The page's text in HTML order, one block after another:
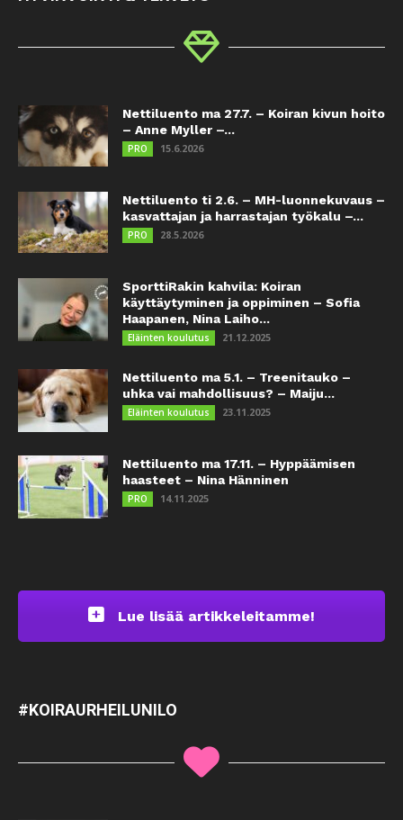
Nettiluento ma 27.7. – Koiran kivun hoito
– Anne Myller –...
PRO 15.6.2026
Nettiluento ti 2.6. – MH-luonnekuvaus –
kasvattajan ja harrastajan työkalu –...
PRO 28.5.2026
SporttiRakin kahvila: Koiran
käyttäytyminen ja oppiminen – Sofia
Haapanen, Nina Laiho...
Eläinten koulutus 21.12.2025
Nettiluento ma 5.1. – Treenitauko –
uhka vai mahdollisuus? – Maiju...
Eläinten koulutus 23.11.2025
Nettiluento ma 17.11. – Hyppäämisen
haasteet – Nina Hänninen
PRO 14.11.2025
Lue lisää artikkeleitamme!
#KOIRAURHEILUNILO